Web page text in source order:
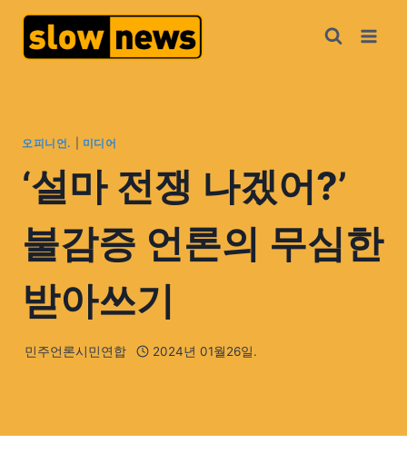
오피니언. 미디어
‘설마 전쟁 나겠어?’
불감증 언론의 무심한
받아쓰기
민주언론시민연합 2024년 01월26일.